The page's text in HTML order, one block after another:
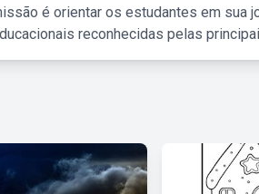
é orientar os estudantes em sua
reconhecidas pelas